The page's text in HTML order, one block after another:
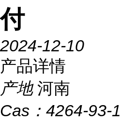
付
2024-12-10
产品详情
产地 河南
Cas： 4264-93-1